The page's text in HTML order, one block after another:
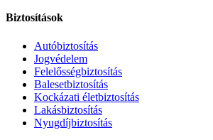
Biztosítások
Autóbiztosítás
Jogvédelem
Felelősségbiztosítás
Balesetbiztosítás
Kockázati életbiztosítás
Lakásbiztosítás
Nyugdíjbiztosítás